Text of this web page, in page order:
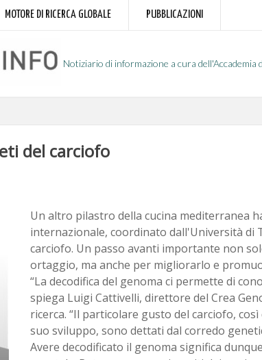
MOTORE DI RICERCA GLOBALE PUBBLICAZIONI
Notiziario di informazione a cura dell'Accademia
del carciofo
Un altro pilastro della cucina mediterranea
internazionale, coordinato dall'Università di
carciofo. Un passo avanti importante non
ortaggio, ma anche per migliorarlo e
“La decodifica del genoma ci permette di
spiega Luigi Cattivelli, direttore del Crea
ricerca. “Il particolare gusto del carciofo,
suo sviluppo, sono dettati dal corredo
Avere decodificato il genoma significa